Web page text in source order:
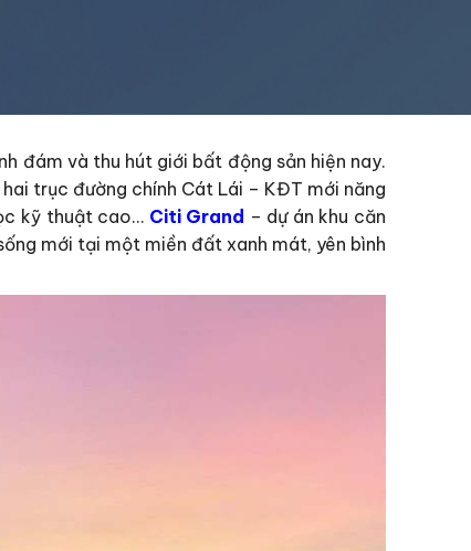
đám và thu hút giới bất động sản hiện nay.
trục đường chính Cát Lái – KĐT mới năng
kỹ thuật cao… Citi Grand – dự án khu căn
mới tại một miền đất xanh mát, yên bình